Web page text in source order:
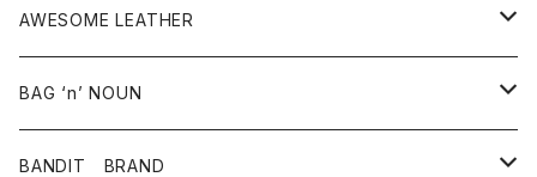
アクセサリー
その他雑貨
シャツ
ボトム
スカート
パンツ
グッズ
靴
バッグ
靴
シャツ
AWESOME LEATHER
アウター
革ジャケット
BAG ‘n’ NOUN
アクセサリー
BANDIT BRAND